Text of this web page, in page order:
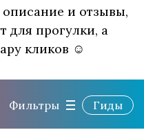
и отзывы,
для прогулки, а
кликов ☺
Фильтры Гиды